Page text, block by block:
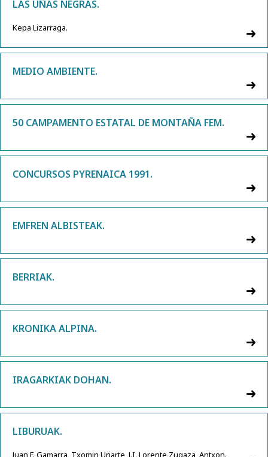
LAS UÑAS NEGRAS.
Kepa Lizarraga.
MEDIO AMBIENTE.
50 CAMPAMENTO ESTATAL DE MONTAÑA FEM.
CONCURSOS PYRENAICA 1991.
EMFREN ALBISTEAK.
BERRIAK.
KRONIKA ALPINA.
IRAGARKIAK DOHAN.
LIBURUAK.
Juan F. Gamarra, Txomin Uriarte, J.I. Lorente Zugaza, Antxon.